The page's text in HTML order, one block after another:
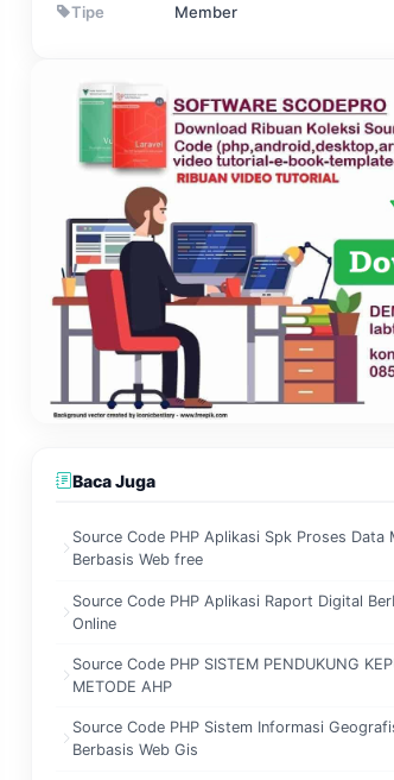
Tipe Member
Baca Juga
Source Code PHP Aplikasi Spk Proses Data
Berbasis Web free
Source Code PHP Aplikasi Raport Digital
Online
Source Code PHP SISTEM PENDUKUNG
METODE AHP
Source Code PHP Sistem Informasi
Berbasis Web Gis